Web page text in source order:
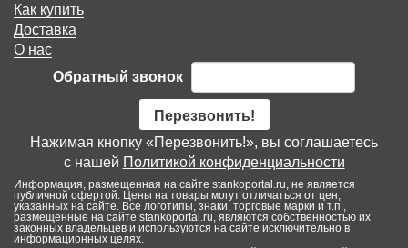
Как купить
Доставка
О нас
Обратный звонок
Перезвонить!
Нажимая кнопку «Перезвонить!», вы соглашаетесь
с нашей Политикой конфиденциальности
Информация, размещенная на сайте stankoportal.ru, не является
публичной офертой. Цены на товары могут отличаться от цен,
указанных на сайте. Все логотипы, знаки, торговые марки и т.п.,
размещенные на сайте stankoportal.ru, являются собственностью их
законных владельцев и используются на сайте исключительно в
информационных целях.